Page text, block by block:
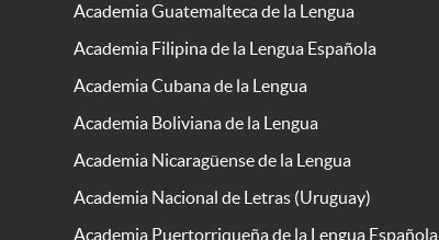
Academia Guatemalteca de la Lengua
Academia Filipina de la Lengua Española
Academia Cubana de la Lengua
Academia Boliviana de la Lengua
Academia Nicaragüense de la Lengua
Academia Nacional de Letras (Uruguay)
Academia Puertorriqueña de la Lengua Española